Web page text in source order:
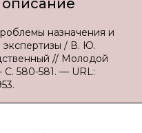
назначения и
экспертизы / В. Ю.
// Молодой
580-581. — URL: